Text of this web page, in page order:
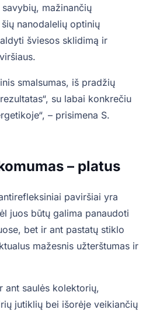
mažinančių
nanodalelių optinių
šviesos sklidimą ir
smalsumas, iš pradžių
su labai konkrečiu
– prisimena S.
– platus
paviršiai yra
juos būtų galima panaudoti
bet ir ant pastatų stiklo
mažesnis užterštumas ir
ant saulės kolektorių,
jutiklių bei išorėje veikiančių